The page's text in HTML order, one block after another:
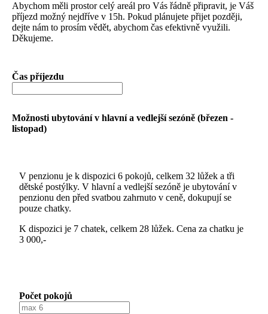
Abychom měli prostor celý areál pro Vás řádně připravit, je Váš
příjezd možný nejdříve v 15h. Pokud plánujete přijet později,
dejte nám to prosím vědět, abychom čas efektivně využili.
Děkujeme.
Čas příjezdu
Možnosti ubytování v hlavní a vedlejší sezóně (březen -
listopad)
V penzionu je k dispozici 6 pokojů, celkem 32 lůžek a tři
dětské postýlky. V hlavní a vedlejší sezóně je ubytování v
penzionu den před svatbou zahrnuto v ceně, dokupují se
pouze chatky.
K dispozici je 7 chatek, celkem 28 lůžek. Cena za chatku je
3 000,-
Počet pokojů